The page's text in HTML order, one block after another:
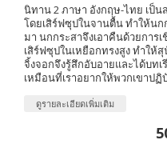
นิทาน 2 ภาษา อังกฤษ-ไทย เป็น
โดยเสิร์ฟซุปในจานตื้น ทำให้น
มา นกกระสาจึงเอาคืนด้วยการ
เสิร์ฟซุปในเหยือกทรงสูง ทำใ
จิ้งจอกจึงรู้สึกอับอายและได้บท
เหมือนที่เราอยากให้พวกเขาปฏิ
ดูรายละเอียดเพิ่มเติม